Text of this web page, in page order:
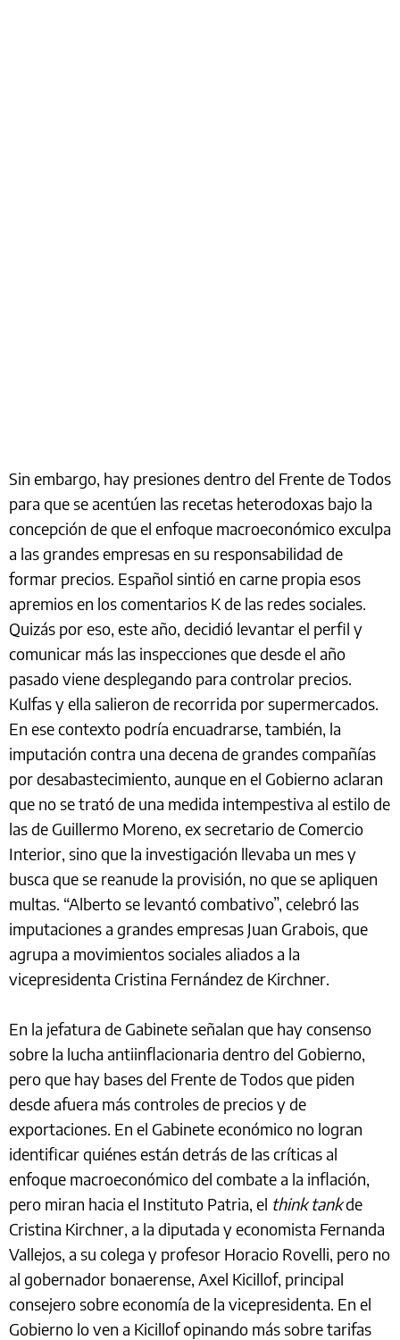
Sin embargo, hay presiones dentro del Frente de Todos
para que se acentúen las recetas heterodoxas bajo la
concepción de que el enfoque macroeconómico exculpa
a las grandes empresas en su responsabilidad de
formar precios. Español sintió en carne propia esos
apremios en los comentarios K de las redes sociales.
Quizás por eso, este año, decidió levantar el perfil y
comunicar más las inspecciones que desde el año
pasado viene desplegando para controlar precios.
Kulfas y ella salieron de recorrida por supermercados.
En ese contexto podría encuadrarse, también, la
imputación contra una decena de grandes compañías
por desabastecimiento, aunque en el Gobierno aclaran
que no se trató de una medida intempestiva al estilo de
las de Guillermo Moreno, ex secretario de Comercio
Interior, sino que la investigación llevaba un mes y
busca que se reanude la provisión, no que se apliquen
multas. “Alberto se levantó combativo”, celebró las
imputaciones a grandes empresas Juan Grabois, que
agrupa a movimientos sociales aliados a la
vicepresidenta Cristina Fernández de Kirchner.
En la jefatura de Gabinete señalan que hay consenso
sobre la lucha antiinflacionaria dentro del Gobierno,
pero que hay bases del Frente de Todos que piden
desde afuera más controles de precios y de
exportaciones. En el Gabinete económico no logran
identificar quiénes están detrás de las críticas al
enfoque macroeconómico del combate a la inflación,
pero miran hacia el Instituto Patria, el think tankde
Cristina Kirchner, a la diputada y economista Fernanda
Vallejos, a su colega y profesor Horacio Rovelli, pero no
al gobernador bonaerense, Axel Kicillof, principal
consejero sobre economía de la vicepresidenta. En el
Gobierno lo ven a Kicillof opinando más sobre tarifas